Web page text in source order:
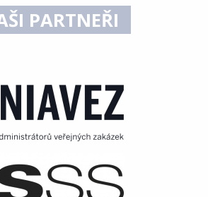
PARTNEŘI